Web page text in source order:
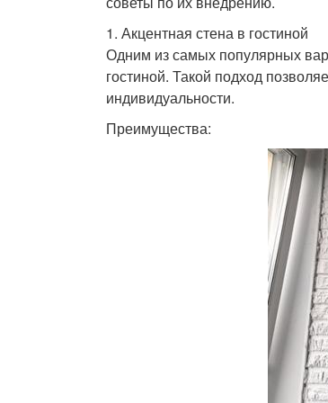
1. Акцентная стена в гостиной
Одним из самых популярных
гостиной. Такой подход
индивидуальности.
Преимущества: